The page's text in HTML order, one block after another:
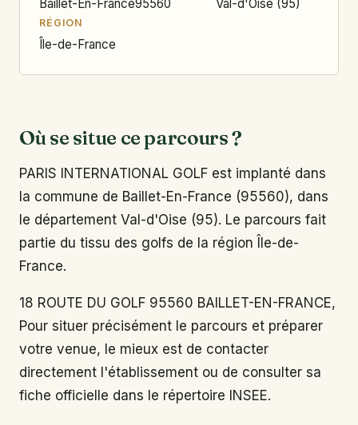
Baillet-En-France95560 Val-d'Oise (95)
RÉGION
Île-de-France
Où se situe ce parcours ?
PARIS INTERNATIONAL GOLF est implanté dans
la commune de Baillet-En-France (95560), dans
le département Val-d'Oise (95). Le parcours fait
partie du tissu des golfs de la région Île-de-
France.
18 ROUTE DU GOLF 95560 BAILLET-EN-FRANCE,
Pour situer précisément le parcours et préparer
votre venue, le mieux est de contacter
directement l'établissement ou de consulter sa
fiche officielle dans le répertoire INSEE.